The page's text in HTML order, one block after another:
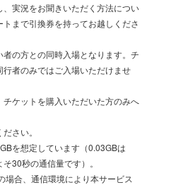
実況をお聞きいただく方法につい
まで引換券を持ってお越しくださ
者の方との同時入場となります。チ
者のみではご入場いただけませ
チケットを購入いただいた方のみへ
さい。
を想定しています（0.03GBは
30秒の通信量です）。
場合、通信環境により本サービス